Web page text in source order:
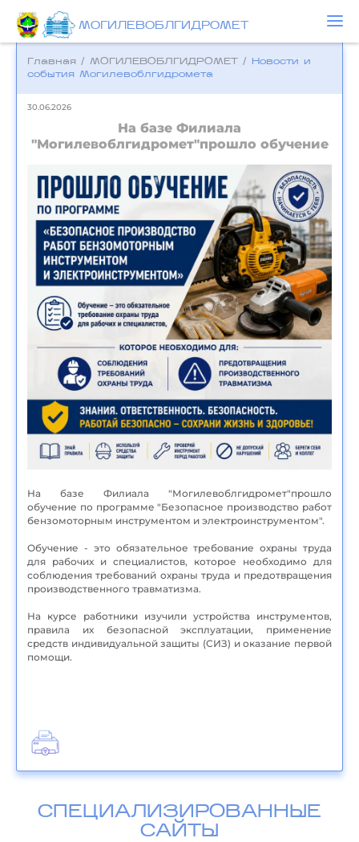
МОГИЛЕВОБЛГИДРОМЕТ
Главная / МОГИЛЕВОБЛГИДРОМЕТ /
Новости и
события Могилевоблгидромета
30.06.2026
На базе Филиала
"Могилевоблгидромет"прошло обучение
На базе Филиала "Могилевоблгидромет"прошло
обучение по программе "Безопасное производство работ
бензомоторным инструментом и электроинструментом".
Обучение - это обязательное требование охраны труда
для рабочих и специалистов, которое необходимо для
соблюдения требований охраны труда и предотвращения
производственного травматизма.
На курсе работники изучили устройства инструментов,
правила их безопасной эксплуатации, применение
средств индивидуальной защиты (СИЗ) и оказание первой
помощи.
СПЕЦИАЛИЗИРОВАННЫЕ
САЙТЫ